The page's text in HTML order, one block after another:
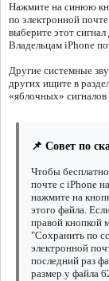
Нажмите на синюю
по электронной
выберите этот
Владельцам iPhone
Другие системные
других ищите в
«яблочных»
📌 Совет по
Чтобы
почте с iPhone
нажмите на
этого файла.
правой кнопкой
"Сохранить по
электронной
последний раз
размер у файла